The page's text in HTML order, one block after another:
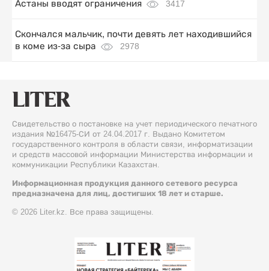
Астаны вводят ограничения
3417
Скончался мальчик, почти девять лет находившийся
в коме из-за сыра
2978
Свидетельство о постановке на учет периодического печатного
издания №16475-СИ от 24.04.2017 г. Выдано Комитетом
государственного контроля в области связи, информатизации
и средств массовой информации Министерства информации и
коммуникации Республики Казахстан.
Информационная продукция данного сетевого ресурса
предназначена для лиц, достигших 18 лет и старше.
© 2026 Liter.kz. Все права защищены.